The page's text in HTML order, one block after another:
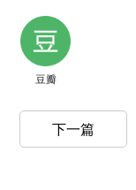
豆瓣
下一篇